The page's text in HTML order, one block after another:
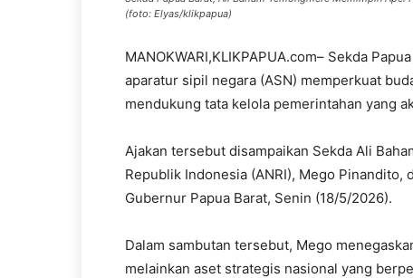
(foto: Elyas/klikpapua)
MANOKWARI,KLIKPAPUA.com– Sekda
aparatur sipil negara (ASN) memperkuat
mendukung tata kelola pemerintahan yang
Ajakan tersebut disampaikan Sekda Ali
Republik Indonesia (ANRI), Mego Pinandito,
Gubernur Papua Barat, Senin (18/5/2026).
Dalam sambutan tersebut, Mego
melainkan aset strategis nasional yang